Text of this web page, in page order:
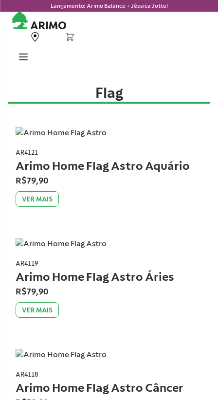
Lançamento: Arimo Balance + Jéssica Juttel
Flag
AR4121
Arimo Home Flag Astro Aquário
R$79,90
VER MAIS
AR4119
Arimo Home Flag Astro Áries
R$79,90
VER MAIS
AR4118
Arimo Home Flag Astro Câncer